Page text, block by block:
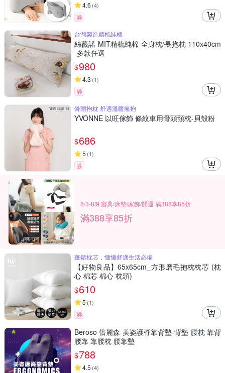
4.6 (4)
券
台灣製造精梳純棉
絲薇諾 MIT精梳純棉 全身枕/長抱枕 110x40cm
-多款任選
$980
4.3 (1)
券
骨頭抱枕 舒適溫暖擁抱
YVONNE 以旺傢飾 條紋車用骨頭頸枕-貝殼粉
$686
5 (1)
券
8/3-8/9 寢具/床墊/家飾/開運 滿388享85折
滿388享85折
蓬鬆枕芯，慵懶舒適生活必備
【好物良品】65x65cm_方形磨毛抱枕枕芯 (枕
心 棉芯 棉心 枕頭)
$610
5 (1)
券
Beroso 倍麗森 美姿護脊靠背墊-背墊 腰枕 靠背
腰靠 靠腰枕 腰靠墊
$788
4.5 (4)